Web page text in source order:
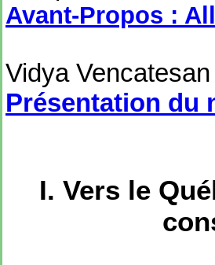
Avant-Propos :
Vidya
Présentation du
I. Vers le